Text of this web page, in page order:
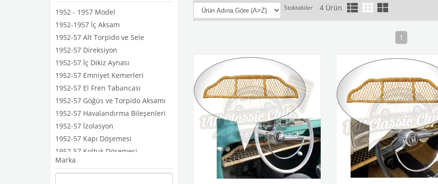
1952 - 1957 Model
1952-1957 İç Aksam
1952-57 Alt Torpido ve Sele
1952-57 Direksiyon
1952-57 İç Dikiz Aynası
1952-57 Emniyet Kemerleri
1952-57 El Fren Tabancası
1952-57 Göğüs ve Torpido Aksamı
1952-57 Havalandırma Bileşenleri
1952-57 İzolasyon
1952-57 Kapı Döşemesi
1952-57 Koltuk Döşemesi
1952-57 Pedal
1952-57 Tavan ve Taban Döşemesi
Marka
Stoktakiler 4 Ürün
1